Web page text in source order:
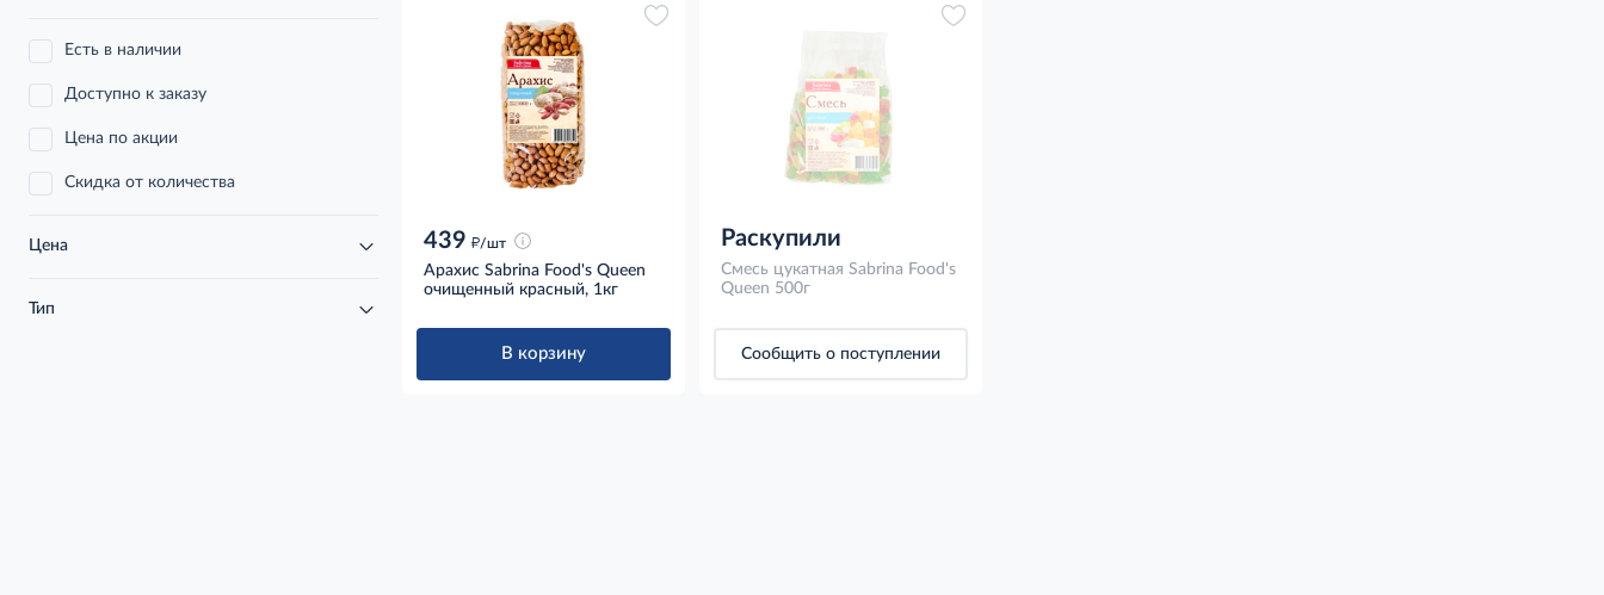
Есть в наличии
Доступно к заказу
Цена по акции
Скидка от количества
Цена
Тип
439 д/шт
Арахис Sabrina Food's Queen
очищенный красный, 1кг
В корзину
Раскупили
Смесь цукатная Sabrina Food's
Queen 500г
Сообщить о поступлении